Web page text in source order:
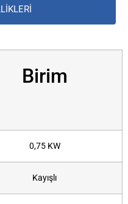
Birim
0,75 KW
Kayışlı